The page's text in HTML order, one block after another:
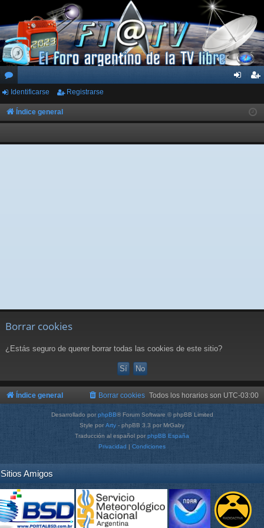
or
os
ar
ist
rs
Identificarse Registrarse
Índice general
Borrar cookies
¿Estás seguro de querer borrar todas las cookies de este sitio?
Índice general Todos los horarios son UTC-03:00
Borrar cookies
Desarrollado porphpBB® Forum Software © phpBB Limited
Style por Arty - phpBB 3.3 por MrGaby
Traducción al español por phpBB España
Privacidad | Condiciones
Sitios Amigos